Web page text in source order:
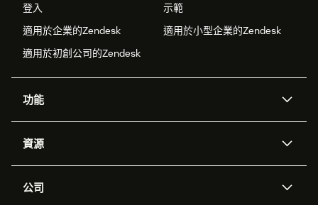
登入
示範
適用於企業的Zendesk
適用於小型企業的Zendesk
適用於初創公司的Zendesk
功能
Zendesk人工智能
工單處理
資源
應用程式介面和開發者
公司